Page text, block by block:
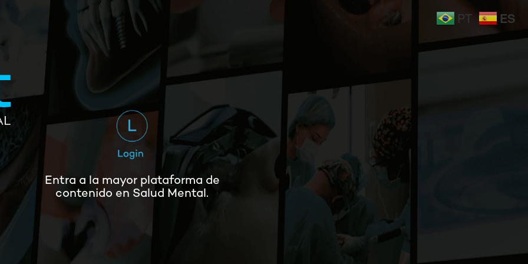
Entra a la mayor plataforma de
contenido en Salud Mental.
PT ES